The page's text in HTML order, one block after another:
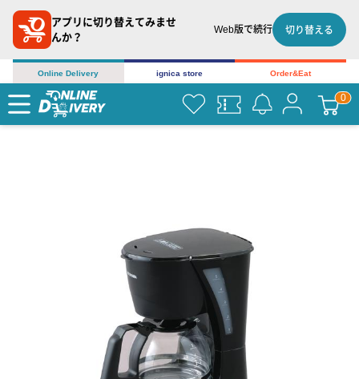
アプリに切り替えてみませ
んか？
Web版で続行 切り替える
Online Delivery ignica store Order&Eat